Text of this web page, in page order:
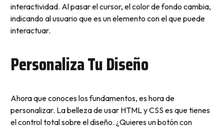
interactividad. Al pasar el cursor, el color de fondo cambia,
indicando al usuario que es un elemento con el que puede
interactuar.
Personaliza Tu Diseño
Ahora que conoces los fundamentos, es hora de
personalizar. La belleza de usar HTML y CSS es que tienes
el control total sobre el diseño. ¿Quieres un botón con